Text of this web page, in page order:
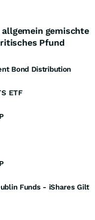
gemischte
Pfund
Bond Distribution
ETF
Funds - iShares